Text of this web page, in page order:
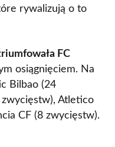
rywalizują o to
FC
osiągnięciem. Na
Bilbao (24
Atletico
CF (8 zwycięstw).